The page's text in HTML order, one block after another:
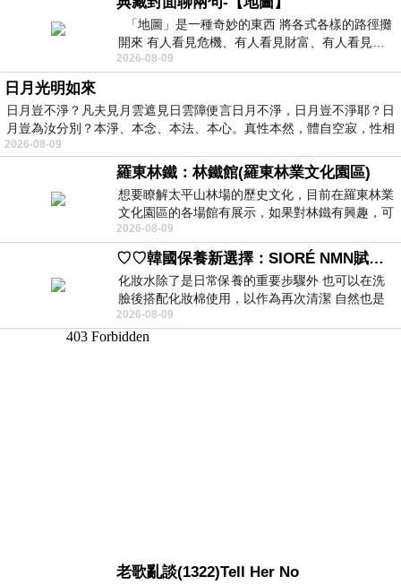
「地圖」是一種奇妙的東西 將各式各樣的路徑攤
開來 有人看見危機、有人看見財富、有人看見…
從中可以發掘出不同的
2026-08-09
日月光明如來
日月豈不淨？凡夫見月雲遮見日雲障便言日月不淨，日月豈不淨耶？日
月豈為汝分別？本淨、本念、本法、本心。真性本然，體自空寂，性相
2026-08-09
羅東林鐵：林鐵館(羅東林業文化園區)
想要瞭解太平山林場的歷史文化，目前在羅東林業
文化園區的各場館有展示，如果對林鐵有興趣，可
以到林鐵館。 這裡展示從山下
2026-08-09
♡♡韓國保養新選擇：SIORÉ NMN賦活泡泡化妝水♡♡
化妝水除了是日常保養的重要步驟外 也可以在洗
臉後搭配化妝棉使用，以作為再次清潔 自然也是
我的保養必備品項 不過，我對於化妝
2026-08-09
老歌亂談(1322)Tell Her No